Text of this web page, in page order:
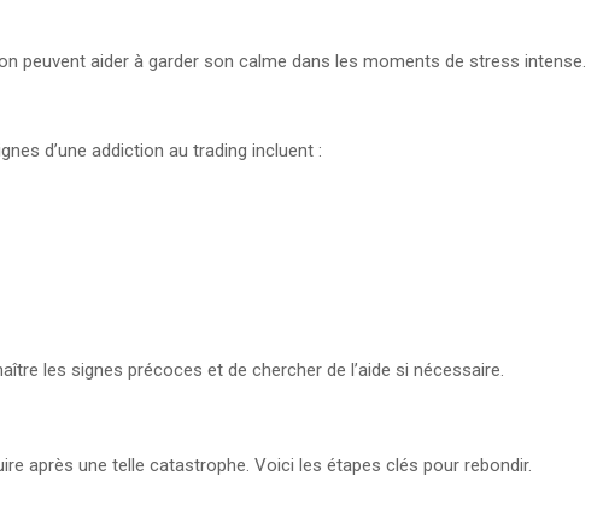
peuvent aider à garder son calme dans les moments de stress intense.
d’une addiction au trading incluent :
les signes précoces et de chercher de l’aide si nécessaire.
après une telle catastrophe. Voici les étapes clés pour rebondir.